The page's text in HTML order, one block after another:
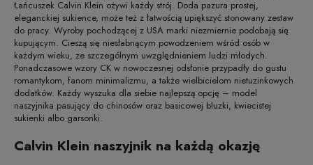
Łańcuszek Calvin Klein ożywi każdy strój. Doda pazura prostej,
eleganckiej sukience, może też z łatwością upiększyć stonowany zestaw
do pracy. Wyroby pochodzącej z USA marki niezmiernie podobają się
kupującym. Cieszą się niesłabnącym powodzeniem wśród osób w
każdym wieku, ze szczególnym uwzględnieniem ludzi młodych.
Ponadczasowe wzory CK w nowoczesnej odsłonie przypadły do gustu
romantykom, fanom minimalizmu, a także wielbicielom nietuzinkowych
dodatków. Każdy wyszuka dla siebie najlepszą opcję – model
naszyjnika pasujący do chinosów oraz basicowej bluzki, kwiecistej
sukienki albo garsonki.
Calvin Klein naszyjnik na każdą okazję